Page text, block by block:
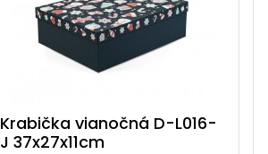
Krabička vianočná D-L016-
J 37x27x11cm